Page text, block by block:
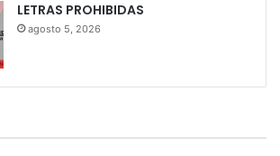
LETRAS PROHIBIDAS
agosto 5, 2026